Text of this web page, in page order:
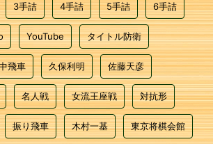
3手詰 4手詰 5手詰 6手詰
YouTube タイトル防衛
飛車 久保利明 佐藤天彦
名人戦 女流王座戦 対抗形
振り飛車 木村一基 東京将棋会館